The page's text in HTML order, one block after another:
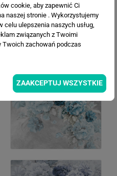
cookie, aby zapewnić Ci
naszej stronie . Wykorzystujemy
ulepszenia naszych usług,
związanych z Twoimi
zachowań podczas
ZAAKCEPTUJ WSZYSTKIE